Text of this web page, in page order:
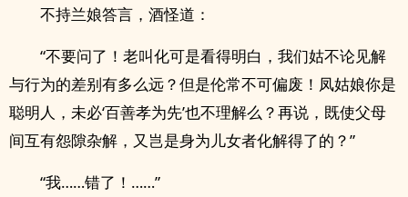
不持兰娘答言，酒怪道：
“不要问了！老叫化可是看得明白，我们姑不论见解
与行为的差别有多么远？但是伦常不可偏废！凤姑娘你是
聪明人，未必‘百善孝为先’也不理解么？再说，既使父母
间互有怨隙杂解，又岂是身为儿女者化解得了的？”
“我……错了！……”